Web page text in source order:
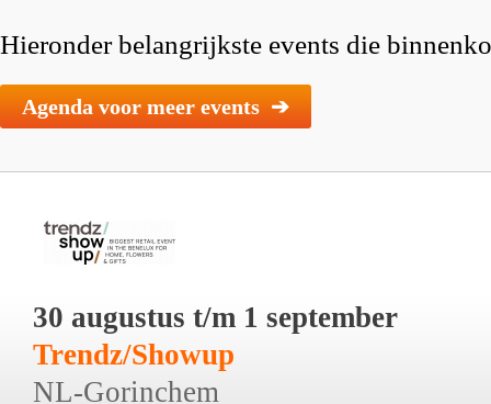
Hieronder belangrijkste events die
Agenda voor meer events ➔
30 augustus t/m 1 september
Trendz/Showup
NL-Gorinchem